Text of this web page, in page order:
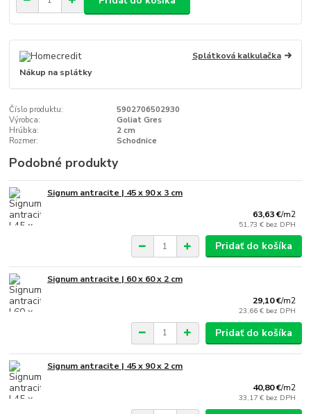
Splátková kalkulačka
Nákup na splátky
Číslo produktu:
5902706502930
Výrobca:
Goliat Gres
Hrúbka:
2 cm
Rozmer:
Schodnice
Podobné produkty
Signum antracite | 45 x 90 x 3 cm
63,63 €/m2
51,73 € bez DPH
Pridať do košíka
Signum antracite | 60 x 60 x 2 cm
29,10 €/m2
23,66 € bez DPH
Pridať do košíka
Signum antracite | 45 x 90 x 2 cm
40,80 €/m2
33,17 € bez DPH